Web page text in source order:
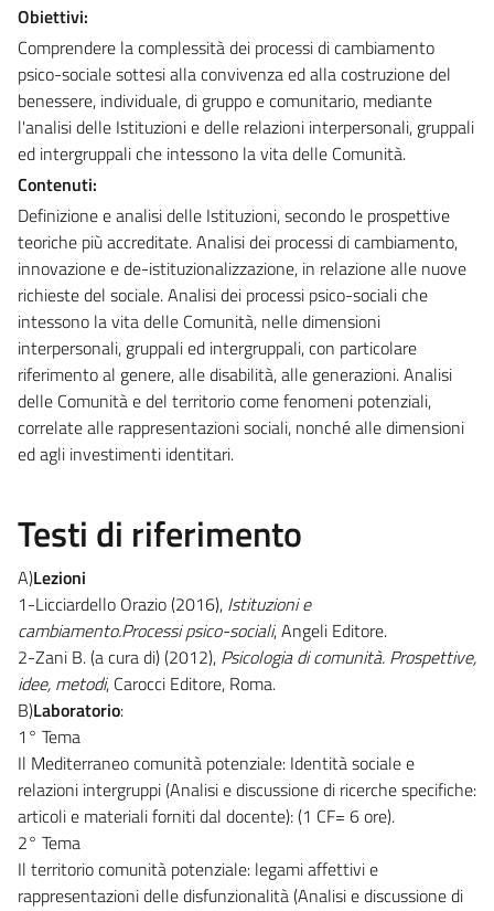
Obiettivi:
Comprendere la complessità dei processi di cambiamento
psico-sociale sottesi alla convivenza ed alla costruzione del
benessere, individuale, di gruppo e comunitario, mediante
l'analisi delle Istituzioni e delle relazioni interpersonali, gruppali
ed intergruppali che intessono la vita delle Comunità.
Contenuti:
Definizione e analisi delle Istituzioni, secondo le prospettive
teoriche più accreditate. Analisi dei processi di cambiamento,
innovazione e de-istituzionalizzazione, in relazione alle nuove
richieste del sociale. Analisi dei processi psico-sociali che
intessono la vita delle Comunità, nelle dimensioni
interpersonali, gruppali ed intergruppali, con particolare
riferimento al genere, alle disabilità, alle generazioni. Analisi
delle Comunità e del territorio come fenomeni potenziali,
correlate alle rappresentazioni sociali, nonché alle dimensioni
ed agli investimenti identitari.
Testi di riferimento
A)Lezioni
1-Licciardello Orazio (2016), Istituzioni e
cambiamento.Processi psico-sociali, Angeli Editore.
2-Zani B. (a cura di) (2012), Psicologia di comunità. Prospettive,
idee, metodi, Carocci Editore, Roma.
B)Laboratorio:
1° Tema
Il Mediterraneo comunità potenziale: Identità sociale e
relazioni intergruppi (Analisi e discussione di ricerche specifiche:
articoli e materiali forniti dal docente): (1 CF= 6 ore).
2° Tema
Il territorio comunità potenziale: legami affettivi e
rappresentazioni delle disfunzionalità (Analisi e discussione di